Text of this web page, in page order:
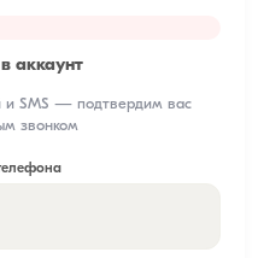
аккаунт
и SMS — подтвердим вас
звонком